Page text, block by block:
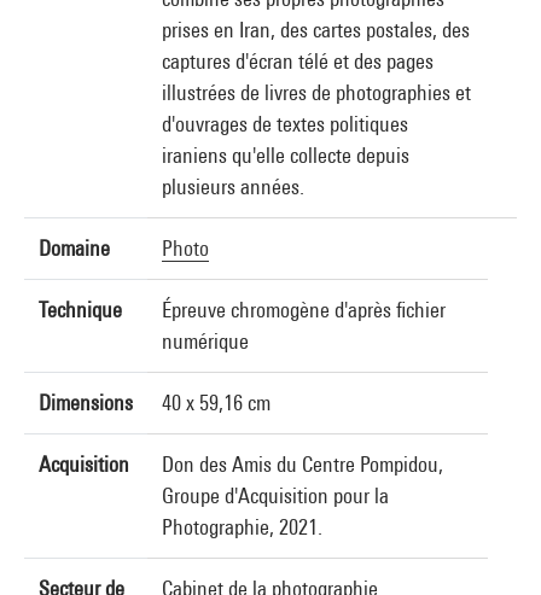
prises en Iran, des cartes postales, des
captures d'écran télé et des pages
illustrées de livres de photographies et
d'ouvrages de textes politiques
iraniens qu'elle collecte depuis
plusieurs années.
Domaine Photo
Technique
Épreuve chromogène d'après fichier
numérique
Dimensions 40 x 59,16 cm
Acquisition
Don des Amis du Centre Pompidou,
Groupe d'Acquisition pour la
Photographie, 2021.
Secteur de
Cabinet de la photographie